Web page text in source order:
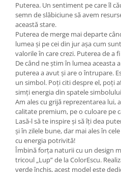
Puterea. Un sentiment pe care îl
semn de slăbiciune să avem
această stare.
Puterea de merge mai departe
lumea și pe cei din jur așa cum
valorile în care crezi. Puterea de a
De când ne știm în lumea aceasta
puterea a avut și are o întrupare.
un simbol. Poți citi despre el, poți
simți energia din spatele
Am ales cu grijă reprezentarea
calitate premium, pe o culoare pe
Lasă-l să te inspire și să îți dea
și în zilele bune, dar mai ales în
cu energia potrivită!
Îmbină forța naturii cu un design
tricoul „Lup” de la ColorEscu.
verde închis, acest model este